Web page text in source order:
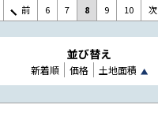
前 6 7 8 9 10 次
並び替え
新着順 価格 土地面積